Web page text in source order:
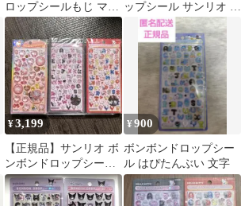
ロップシールもじ マイ
メロディ クロミ サンリ
オ
ップシール サンリオ ハ
ローキティ 赤 第二
弾 ミニ 文字
¥3,199
【正規品】サンリオ ボ
ンボンドロップシール
文字 うるちゅるポップ
キティ
¥900
ボンボンドロップシー
ル はぴたんぶい 文字